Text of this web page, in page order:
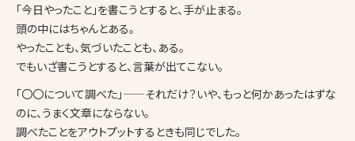
「今日やったこと」を書こうとすると、手が止まる。
頭の中にはちゃんとある。
やったことも、気づいたことも、ある。
でもいざ書こうとすると、言葉が出てこない。
「〇〇について調べた」——それだけ？いや、もっと何かあったはずな
のに、うまく文章にならない。
調べたことをアウトプットするときも同じでした。